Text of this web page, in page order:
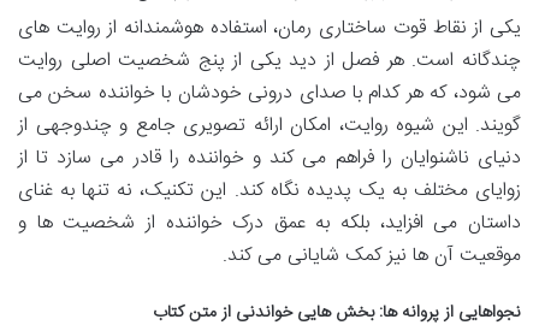
یکی از نقاط قوت ساختاری رمان، استفاده هوشمندانه از روایت های
چندگانه است. هر فصل از دید یکی از پنج شخصیت اصلی روایت
می شود، که هر کدام با صدای درونی خودشان با خواننده سخن می
گویند. این شیوه روایت، امکان ارائه تصویری جامع و چندوجهی از
دنیای ناشنوایان را فراهم می کند و خواننده را قادر می سازد تا از
زوایای مختلف به یک پدیده نگاه کند. این تکنیک، نه تنها به غنای
داستان می افزاید، بلکه به عمق درک خواننده از شخصیت ها و
موقعیت آن ها نیز کمک شایانی می کند.
نجواهایی از پروانه ها: بخش هایی خواندنی از متن کتاب